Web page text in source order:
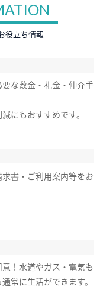
役立ち情報
な敷金・礼金・仲介手
にもおすすめです。
書・ご利用案内等をお
！水道やガス・電気も
常に生活ができます。